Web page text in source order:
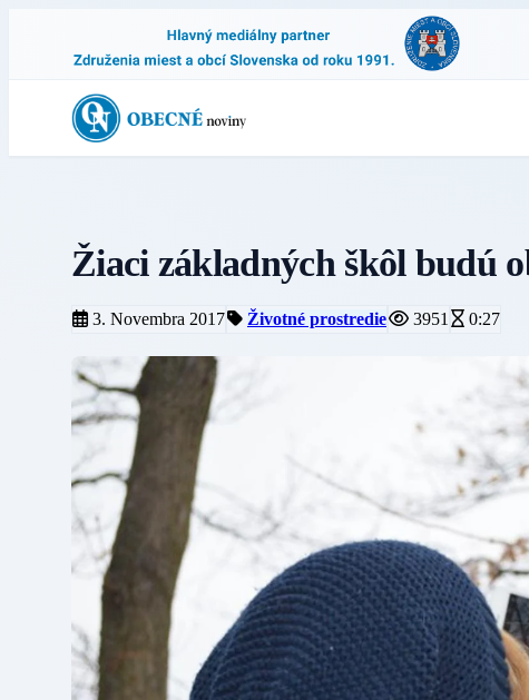
Žiaci základných škôl budú
3. Novembra 2017 Životné prostredie 3951 0:27